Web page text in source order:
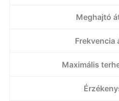
Meghajtó
Frekvencia
Maximális